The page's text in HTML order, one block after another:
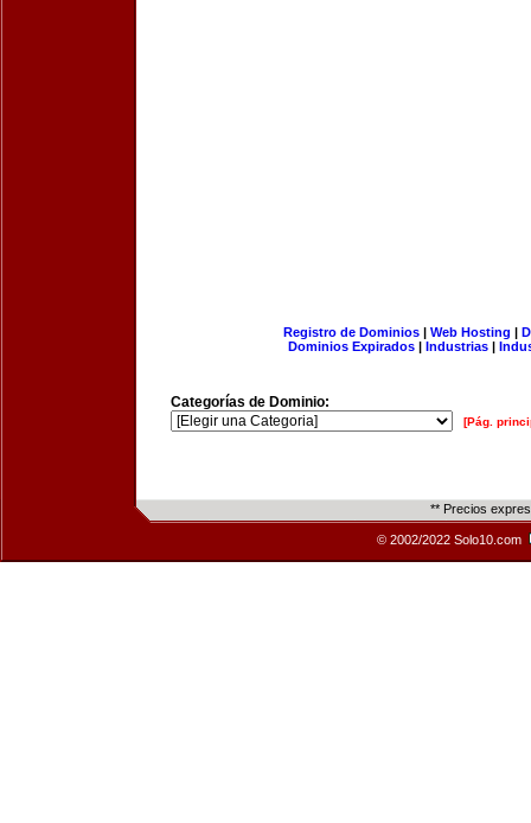
Registro de Dominios| Web Hosting |
Dominios Expirados | Industrias |
Categorías de Dominio:
[Pág.
** Precios
© 2002/2022 Solo10.com